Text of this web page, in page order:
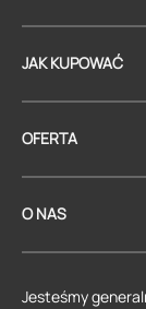
JAK KUPOWAĆ
OFERTA
O NAS
Jesteśmy